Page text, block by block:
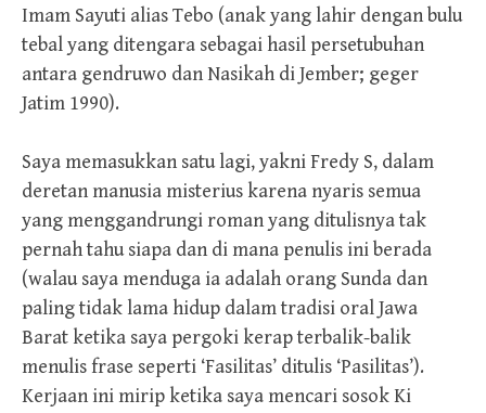
Imam Sayuti alias Tebo (anak yang lahir dengan bulu
tebal yang ditengara sebagai hasil persetubuhan
antara gendruwo dan Nasikah di Jember; geger
Jatim 1990).
Saya memasukkan satu lagi, yakni Fredy S, dalam
deretan manusia misterius karena nyaris semua
yang menggandrungi roman yang ditulisnya tak
pernah tahu siapa dan di mana penulis ini berada
(walau saya menduga ia adalah orang Sunda dan
paling tidak lama hidup dalam tradisi oral Jawa
Barat ketika saya pergoki kerap terbalik-balik
menulis frase seperti ‘Fasilitas’ ditulis ‘Pasilitas’).
Kerjaan ini mirip ketika saya mencari sosok Ki